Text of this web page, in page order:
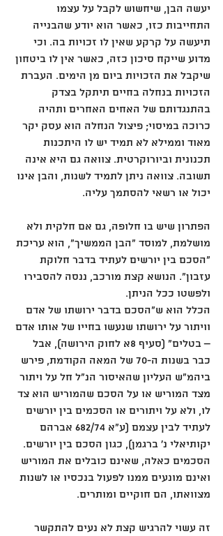
יעשה הבן, שיחשוש לקבל על עצמו
התחייבות כזו, כאשר הוא יודע שהבנייה
תיעשה על קרקע שאין לו זכויות בה. וכי
מדוע שייקח סיכון כזה, כאשר אין לו ביטחון
שיקבל את הזכויות ביום מן הימים. העברת
הזכויות בנחלה בחיים תיתקל בצדק
בהתנגדותם של האחים האחרים ותהיה
כרוכה במיסוי; פיצול הנחלה הוא עסק יקר
מאוד וממילא לא תמיד יש לו היתכנות
תכנונית וביורוקרטית. צוואה גם היא אינה
תשובה. צוואה ניתן לתמיד לשנות, והבן אינו
יכול או רשאי להסתמך עליה.
הפתרון שיש בו חלופה, גם אם חלקית ולא
מושלמת, למוסד "הבן הממשיך", הוא עריכת
"הסכם בין יורשים לעתיד בדבר חלוקת
עזבון". הנושא קצת מורכב, ננסה להסבירו
ולפשטו ככל הניתן.
הכלל הוא ש"הסכם בדבר ירושתו של אדם
וויתור על ירושתו שנעשו בחייו של אותו אדם
– בטלים" (סעיף 8א לחוק הירושה), אבל
כבר בשנות ה-70 של המאה הקודמת, פירש
ביהמ"ש העליון שהאיסור הנ"ל חל על ויתור
מצד המוריש או על הסכם שהמוריש הוא צד
לו, ולא על ויתורים או הסכמים בין יורשים
לעתיד לבין עצמם (ע"א 682/74 אברהם
יקותיאלי נ' ברגמן), כגון הסכם בין יורשים.
הסכמים כאלה, שאינם כובלים את המוריש
ואינם מונעים ממנו לפעול בנכסיו או לשנות
מצוואתו, הם חוקיים ומותרים.
זה עשוי להרגיש קצת לא נעים להתקשר